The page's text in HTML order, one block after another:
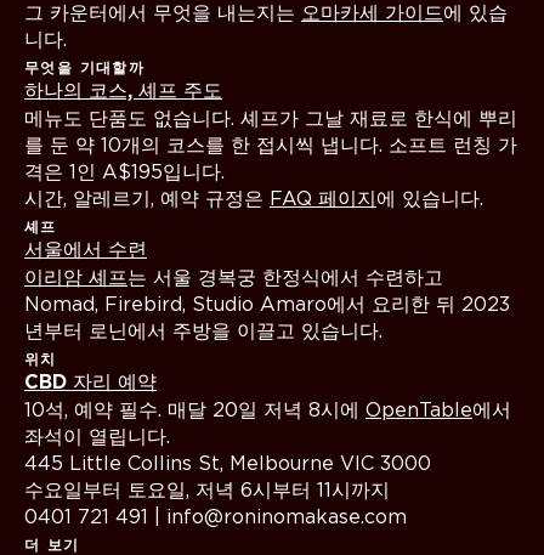
그 카운터에서 무엇을 내는지는 오마카세 가이드에 있습
니다.
무엇을 기대할까
하나의 코스, 셰프 주도
메뉴도 단품도 없습니다. 셰프가 그날 재료로 한식에 뿌리
를 둔 약 10개의 코스를 한 접시씩 냅니다. 소프트 런칭 가
격은 1인 A$195입니다.
시간, 알레르기, 예약 규정은 FAQ 페이지에 있습니다.
셰프
서울에서 수련
이리암 셰프는 서울 경복궁 한정식에서 수련하고
Nomad, Firebird, Studio Amaro에서 요리한 뒤 2023
년부터 로닌에서 주방을 이끌고 있습니다.
위치
CBD 자리 예약
10석, 예약 필수. 매달 20일 저녁 8시에 OpenTable에서
좌석이 열립니다.
445 Little Collins St, Melbourne VIC 3000
수요일부터 토요일, 저녁 6시부터 11시까지
0401 721 491 | info@roninomakase.com
더 보기